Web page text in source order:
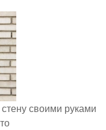
своими руками